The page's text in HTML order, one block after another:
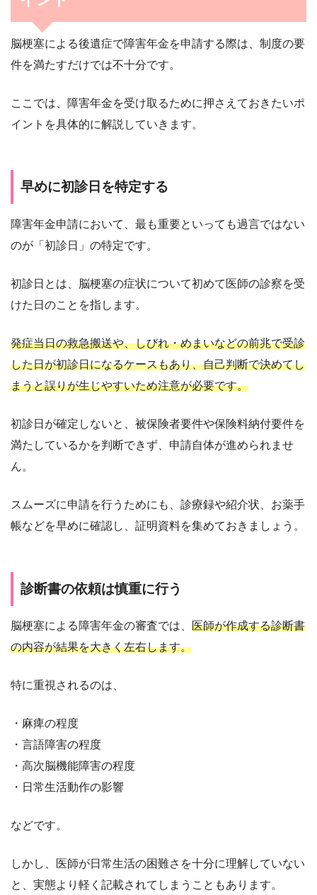
脳梗塞による後遺症で障害年金を申請する際は、制度の要
件を満たすだけでは不十分です。
ここでは、障害年金を受け取るために押さえておきたいポ
イントを具体的に解説していきます。
早めに初診日を特定する
障害年金申請において、最も重要といっても過言ではない
のが「初診日」の特定です。
初診日とは、脳梗塞の症状について初めて医師の診察を受
けた日のことを指します。
発症当日の救急搬送や、しびれ・めまいなどの前兆で受診
した日が初診日になるケースもあり、自己判断で決めてし
まうと誤りが生じやすいため注意が必要です。
初診日が確定しないと、被保険者要件や保険料納付要件を
満たしているかを判断できず、申請自体が進められませ
ん。
スムーズに申請を行うためにも、診療録や紹介状、お薬手
帳などを早めに確認し、証明資料を集めておきましょう。
診断書の依頼は慎重に行う
脳梗塞による障害年金の審査では、 医師が作成する診断書
の内容が結果を大きく左右します。
特に重視されるのは、
・麻痺の程度
・言語障害の程度
・高次脳機能障害の程度
・日常生活動作の影響
などです。
しかし、医師が日常生活の困難さを十分に理解していない
と、実態より軽く記載されてしまうこともあります。